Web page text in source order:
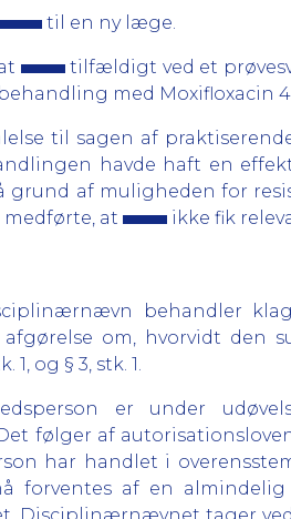
til en ny læge.
tilfældigt ved et
med Moxifloxacin
til sagen af
havde haft en
af muligheden for
at
ikke fik
behandler
om, hvorvidt den
og § 3, stk. 1.
er under
følger af
har handlet i
forventes af en